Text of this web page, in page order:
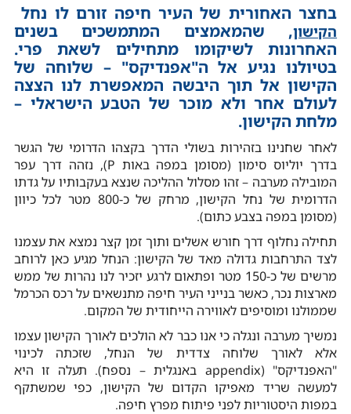
בחצר האחורית של העיר חיפה זורם לו נחל
הקישון, שהמאמצים המתמשכים בשנים
האחרונות לשיקומו מתחילים לשאת פרי.
בטיולנו נגיע אל ה"אפנדיקס" – שלוחה של
הקישון אל תוך היבשה המאפשרת לנו הצצה
לעולם אחר ולא מוכר של הטבע הישראלי –
מלחת הקישון.
לאחר שחנינו בזהירות בשולי הדרך בקצהו הדרומי של הגשר
בדרך יוליוס סימון (מסומן במפה באות P), נזהה דרך עפר
המובילה מערבה – זהו מסלול ההליכה שנצא בעקבותיו על גדתו
הדרומית של נחל הקישון, מרחק של כ-800 מטר לכל כיוון
(מסומן במפה בצבע כתום).
תחילה נחלוף דרך חורש אשלים ותוך זמן קצר נמצא את עצמנו
לצד התרחבות גדולה מאד של הקישון: הנחל מגיע כאן לרוחב
מרשים של כ-150 מטר ופתאום לרגע יזכיר לנו נהרות של ממש
מארצות נכר, כאשר בנייני העיר חיפה מתנשאים על רכס הכרמל
שממולנו ומוסיפים לאווירה הייחודית של המקום.
נמשיך מערבה ונגלה כי אנו כבר לא הולכים לאורך הקישון עצמו
אלא לאורך שלוחה צדדית של הנחל, שזכתה לכינוי
"האפנדיקס" (appendix באנגלית – נספח). תעלה זו היא
למעשה שריד מאפיקו הקדום של הקישון, כפי שמשתקף
במפות היסטוריות לפני פיתוח מפרץ חיפה.